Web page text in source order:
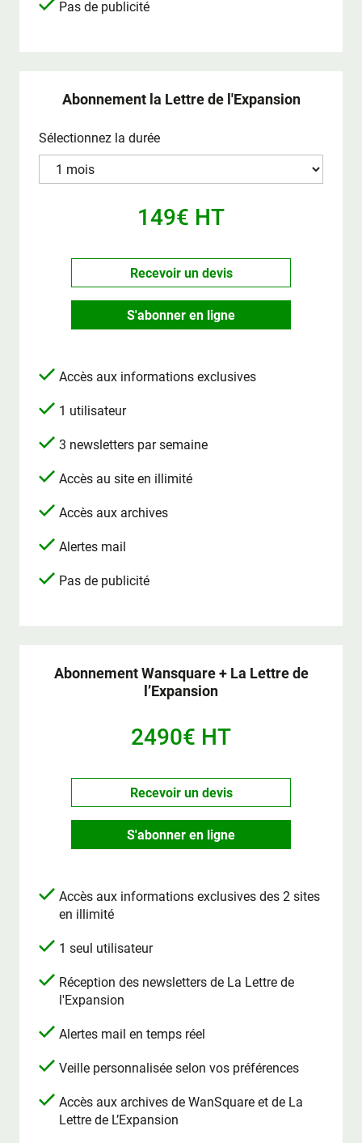
Pas de publicité
Abonnement la Lettre de l'Expansion
Sélectionnez la durée
149€ HT
Recevoir un devis
S'abonner en ligne
Accès aux informations exclusives
1 utilisateur
3 newsletters par semaine
Accès au site en illimité
Accès aux archives
Alertes mail
Pas de publicité
Abonnement Wansquare + La Lettre de
l’Expansion
2490€ HT
Recevoir un devis
S'abonner en ligne
Accès aux informations exclusives des 2 sites
en illimité
1 seul utilisateur
Réception des newsletters de La Lettre de
l'Expansion
Alertes mail en temps réel
Veille personnalisée selon vos préférences
Accès aux archives de WanSquare et de La
Lettre de L’Expansion